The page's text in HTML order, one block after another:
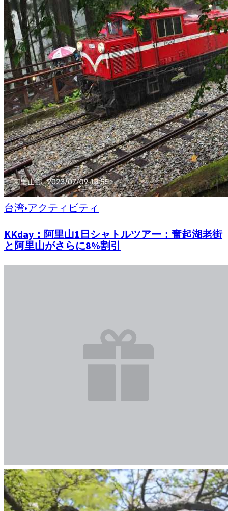
台湾•アクティビティ
KKday：阿里山1日シャトルツアー：奮起湖老街
と阿里山がさらに8%割引